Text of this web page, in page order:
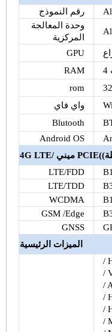
رقم النموذج
وحدة المعالجة
المركزية
GPU
RAM
rom
واي فاي
Blutooth
Android OS
4G LTE / ميني PCIE((
LTE/FDD
B1
LTE/TDD
WCDMA
B1
GSM /Edge
GNSS
الميزات الرئيسية
/
/
/
/
/
/